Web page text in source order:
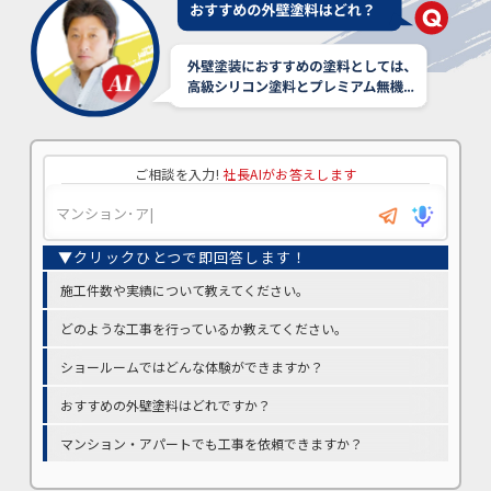
ご相談を入力! 社長AIがお答えします
施工件数や実績について教えてください。
どのような工事を行っているか教えてください。
ショールームではどんな体験ができますか？
おすすめの外壁塗料はどれですか？
マンション・アパートでも工事を依頼できますか？